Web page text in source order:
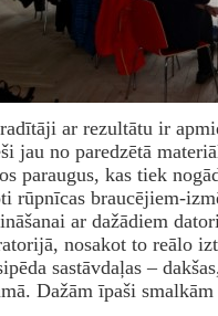
ar rezultātu ir
jau no paredzētā
paraugus, kas tiek
rūpnīcas braucējiem-
ar dažādiem
nosakot to reālo
sastāvdaļas –
Dažām īpaši